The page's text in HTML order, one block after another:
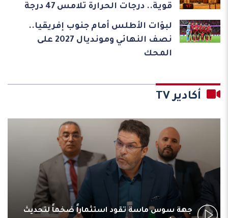
قوية.. درجات الحرارة تلامس 47 درجة
لبؤات الأطلس أمام جنوب إفريقيا..
نصف النهائي ومونديال 2027 على
المحك
أكادير TV
جهة سوس ماسة تقود استثماراً ضخماً لتحديث